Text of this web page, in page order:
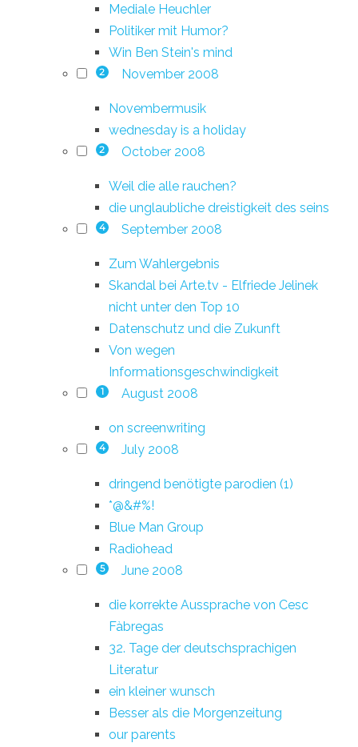
Mediale Heuchler
Politiker mit Humor?
Win Ben Stein's mind
2 November 2008
Novembermusik
wednesday is a holiday
2 October 2008
Weil die alle rauchen?
die unglaubliche dreistigkeit des seins
4 September 2008
Zum Wahlergebnis
Skandal bei Arte.tv - Elfriede Jelinek
nicht unter den Top 10
Datenschutz und die Zukunft
Von wegen
Informationsgeschwindigkeit
1 August 2008
on screenwriting
4 July 2008
dringend benötigte parodien (1)
*@&#%!
Blue Man Group
Radiohead
5 June 2008
die korrekte Aussprache von Cesc
Fàbregas
32. Tage der deutschsprachigen
Literatur
ein kleiner wunsch
Besser als die Morgenzeitung
our parents